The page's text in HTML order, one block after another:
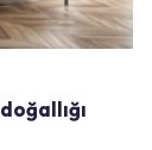
doğallığı